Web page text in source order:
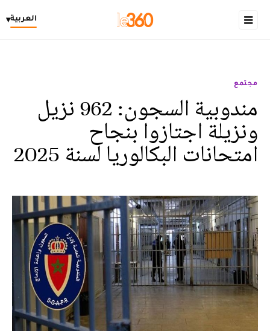
العربية▾
مجتمع
مندوبية السجون: 962 نزيل
ونزيلة اجتازوا بنجاح
امتحانات البكالوريا لسنة 2025